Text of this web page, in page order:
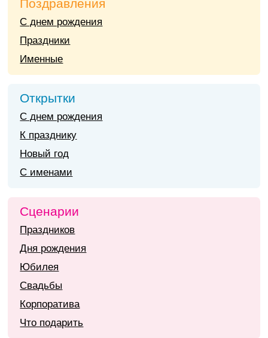
Поздравления
С днем рождения
Праздники
Именные
Открытки
С днем рождения
К празднику
Новый год
С именами
Сценарии
Праздников
Дня рождения
Юбилея
Свадьбы
Корпоратива
Что подарить